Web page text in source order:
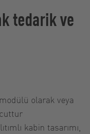
tedarik ve
olarak veya
kabin tasarımı,